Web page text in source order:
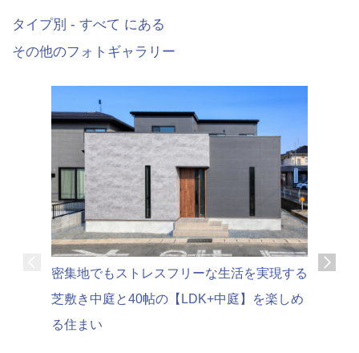
タイプ別 - すべて にある
その他のフォトギャラリー
密集地でもストレスフリーな生活を実現する
芝敷き中庭と40帖の【LDK+中庭】を楽しめ
る住まい
可変性